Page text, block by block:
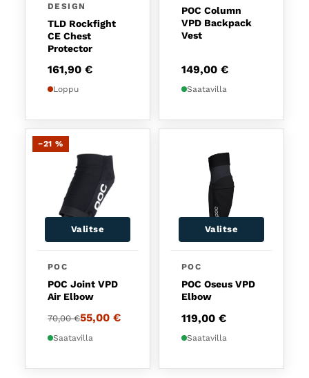
DESIGN
TLD Rockfight
CE Chest
Protector
161,90 €
Loppu
POC Column
VPD Backpack
Vest
149,00 €
Saatavilla
−21 %
Valitse
POC
POC Joint VPD
Air Elbow
70,00€
Alkuperäinen hinta oli: 70,00 €.
55,00 €
Nykyinen hinta on: 55,00 €.
Saatavilla
Valitse
POC
POC Oseus VPD
Elbow
119,00 €
Saatavilla